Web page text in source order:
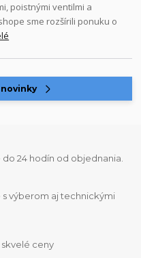
poistnými ventilmi a
sme rozšírili ponuku o
24 hodín od objednania.
výberom aj technickými
ceny